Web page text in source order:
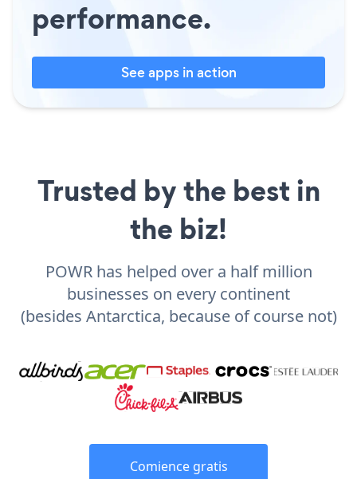
performance.
See apps in action
Trusted by the best in
the biz!
POWR has helped over a half million
businesses on every continent
(besides Antarctica, because of course not)
Comience gratis